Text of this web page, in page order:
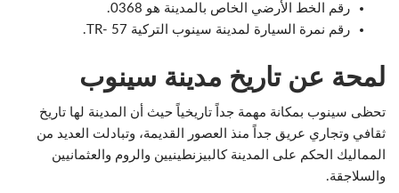
رقم الخط الأرضي الخاص بالمدينة هو 0368.
رقم نمرة السيارة لمدينة سينوب التركية TR- 57.
لمحة عن تاريخ مدينة سينوب
تحظى سينوب بمكانة مهمة جداً تاريخياً حيث أن المدينة لها تاريخ
ثقافي وتجاري عريق جداً منذ العصور القديمة، وتبادلت العديد من
المماليك الحكم على المدينة كالبيزنطينيين والروم والعثمانيين
والسلاجقة.